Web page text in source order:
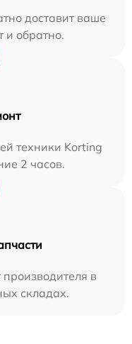
доставит ваше
и обратно.
техники Korting
2 часов.
в
складах.